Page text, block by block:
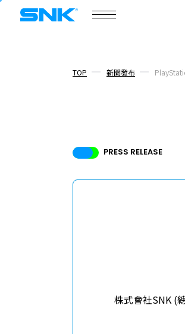
公司概要
新聞發布
ABOUT
TOP 新聞發布
PRESS RELEASE
株式會社SNK (